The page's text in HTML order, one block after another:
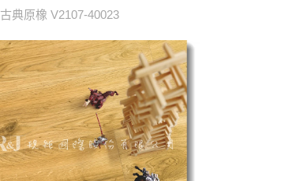
古典原橡 V2107-40023